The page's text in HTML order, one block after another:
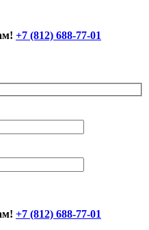
+7 (812) 688-77-01
+7 (812) 688-77-01